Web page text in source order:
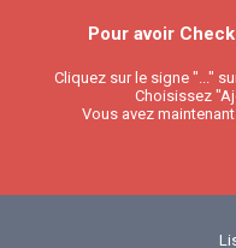
Pour avoir
Cliquez sur le signe "..."
Choisissez
Vous avez